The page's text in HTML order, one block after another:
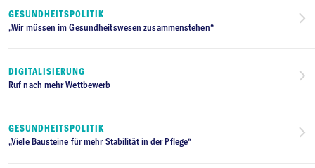
GESUNDHEITSPOLITIK
„Wir müssen im Gesundheitswesen zusammenstehen“
DIGITALISIERUNG
Ruf nach mehr Wettbewerb
GESUNDHEITSPOLITIK
„Viele Bausteine für mehr Stabilität in der Pflege“